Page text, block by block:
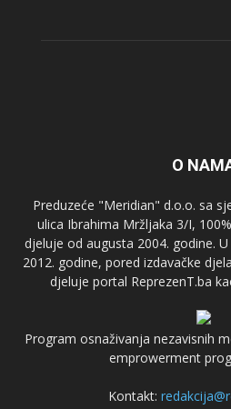
O
Preduzeće "Meridian" d.o.o. sa
ulica Ibrahima Mržljaka 3/I,
djeluje od augusta 2004. godine.
2012. godine, pored izdavačke
djeluje portal ReprezenT.ba
Program osnaživanja nezavisnih
emprowerment
Kontakt: